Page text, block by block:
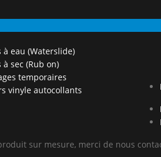
à eau (Waterslide)
à sec (Rub on)
temporaires
vinyle autocollants
sur mesure, merci de nous